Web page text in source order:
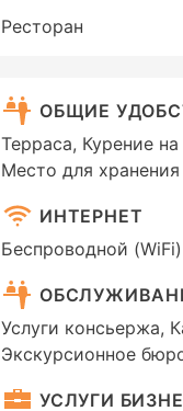
Ресторан
ОБЩИЕ
Терраса, Курение
Место для
ИНТЕРНЕТ
Беспроводной (WiFi)
Услуги консьержа,
Экскурсионное
УСЛУГИ